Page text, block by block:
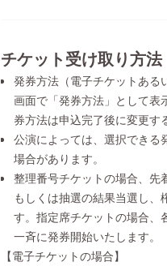
チケット受け取り方法
発券方法（電子チケットある
画面で「発券方法」として表
券方法は申込完了後に変更す
公演によっては、選択できる
場合があります。
整理番号チケットの場合、先
もしくは抽選の結果当選し、
す。指定席チケットの場合、
一斉に発券開始いたします。
【電子チケットの場合】